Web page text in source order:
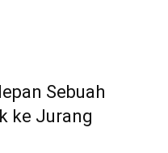
Sebuah
ke Jurang